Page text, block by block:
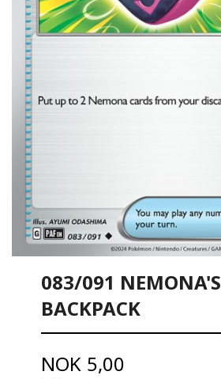
083/091 NEMONA'S
BACKPACK
Pris
NOK 5,00